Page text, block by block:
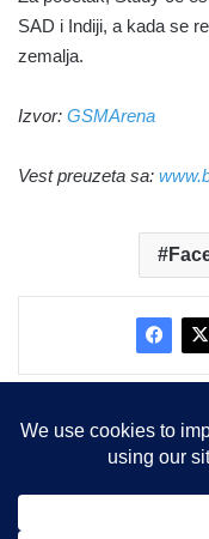
SAD i Indiji, a kada se
zemalja.
Izvor: GSMArena
Vest preuzeta sa:
Copyright © 2015-